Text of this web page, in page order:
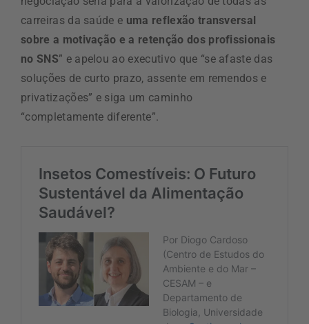
carreiras da saúde e uma reflexão transversal
sobre a motivação e a retenção dos profissionais
no SNS” e apelou ao executivo que “se afaste das
soluções de curto prazo, assente em remendos e
privatizações” e siga um caminho
“completamente diferente”.